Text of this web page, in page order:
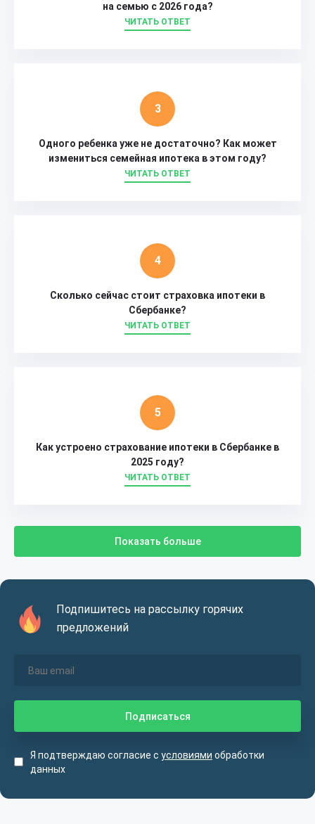
на семью с 2026 года?
ЧИТАТЬ ОТВЕТ
Одного ребенка уже не достаточно? Как может
измениться семейная ипотека в этом году?
ЧИТАТЬ ОТВЕТ
Сколько сейчас стоит страховка ипотеки в
Сбербанке?
ЧИТАТЬ ОТВЕТ
Как устроено страхование ипотеки в Сбербанке в
2025 году?
ЧИТАТЬ ОТВЕТ
Показать больше
Подпишитесь на рассылку горячих
предложений
Я подтверждаю согласие с условиями обработки
данных